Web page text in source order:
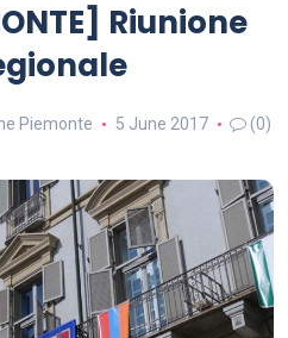
Riunione
Piemonte 5 June 2017 (0)